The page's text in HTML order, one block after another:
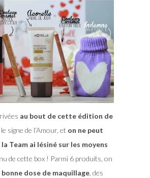
au bout de cette édition de
signe de l’Amour, et on ne peut
Team ai lésiné sur les moyens
de cette box ! Parmi 6 produits, on
bonne dose de maquillage, des